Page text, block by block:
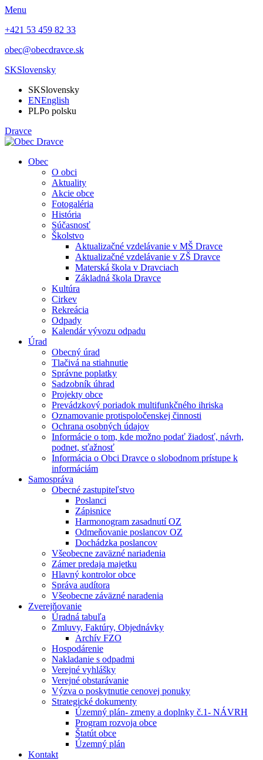
Menu
+421 53 459 82 33
obec@obecdravce.sk
SKSlovensky
SKSlovensky
ENEnglish
PLPo polsku
Dravce
Obec
O obci
Aktuality
Akcie obce
Fotogaléria
História
Súčasnosť
Školstvo
Aktualizačné vzdelávanie v MŠ Dravce
Aktualizačné vzdelávanie v ZŠ Dravce
Materská škola v Dravciach
Základná škola Dravce
Kultúra
Cirkev
Rekreácia
Odpady
Kalendár vývozu odpadu
Úrad
Obecný úrad
Tlačivá na stiahnutie
Správne poplatky
Sadzobník úhrad
Projekty obce
Prevádzkový poriadok multifunkčného ihriska
Oznamovanie protispoločenskej činnosti
Ochrana osobných údajov
Informácie o tom, kde možno podať žiadosť, návrh,
podnet, sťažnosť
Informácia o Obci Dravce o slobodnom prístupe k
informáciám
Samospráva
Obecné zastupiteľstvo
Poslanci
Zápisnice
Harmonogram zasadnutí OZ
Odmeňovanie poslancov OZ
Dochádzka poslancov
Všeobecne zaväzné nariadenia
Zámer predaja majetku
Hlavný kontrolor obce
Správa audítora
Všeobecne záväzné naradenia
Zverejňovanie
Úradná tabuľa
Zmluvy, Faktúry, Objednávky
Archív FZO
Hospodárenie
Nakladanie s odpadmi
Verejné vyhlášky
Verejné obstarávanie
Výzva o poskytnutie cenovej ponuky
Strategické dokumenty
Územný plán- zmeny a doplnky č.1- NÁVRH
Program rozvoja obce
Štatút obce
Územný plán
Kontakt